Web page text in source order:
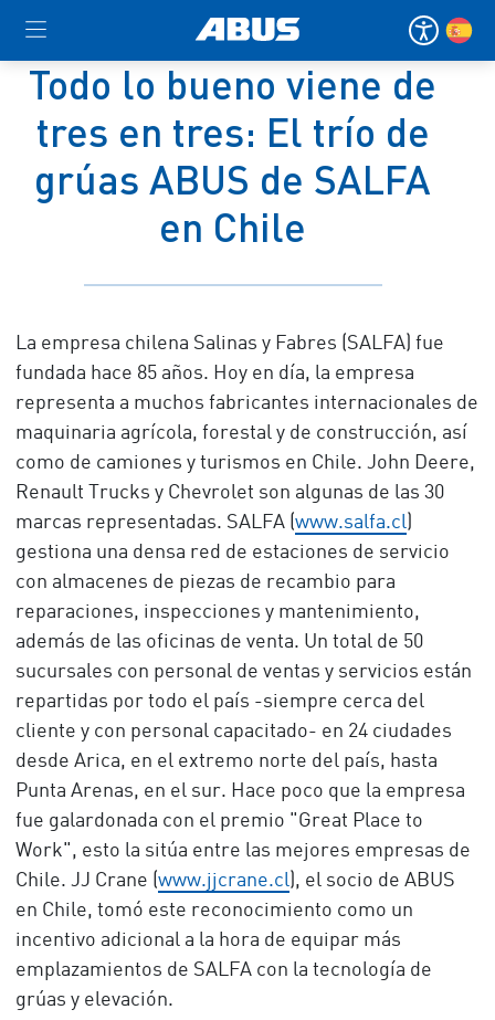
Todo lo bueno viene de
tres en tres: El trío de
grúas ABUS de SALFA
en Chile
La empresa chilena Salinas y Fabres (SALFA) fue
fundada hace 85 años. Hoy en día, la empresa
representa a muchos fabricantes internacionales de
maquinaria agrícola, forestal y de construcción, así
como de camiones y turismos en Chile. John Deere,
Renault Trucks y Chevrolet son algunas de las 30
marcas representadas. SALFA (www.salfa.cl)
gestiona una densa red de estaciones de servicio
con almacenes de piezas de recambio para
reparaciones, inspecciones y mantenimiento,
además de las oficinas de venta. Un total de 50
sucursales con personal de ventas y servicios están
repartidas por todo el país -siempre cerca del
cliente y con personal capacitado- en 24 ciudades
desde Arica, en el extremo norte del país, hasta
Punta Arenas, en el sur. Hace poco que la empresa
fue galardonada con el premio "Great Place to
Work", esto la sitúa entre las mejores empresas de
Chile. JJ Crane (www.jjcrane.cl), el socio de ABUS
en Chile, tomó este reconocimiento como un
incentivo adicional a la hora de equipar más
emplazamientos de SALFA con la tecnología de
grúas y elevación.